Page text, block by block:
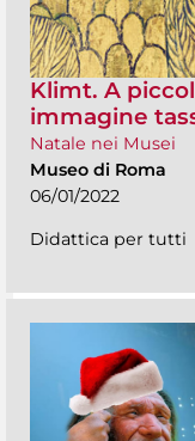
Klimt. A
immagine
Natale nei Musei
Museo di Roma
06/01/2022
Didattica per tutti